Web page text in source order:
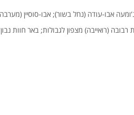
אבו-עודה (נחל בשור); אבו-סוסיין
רבובה (רואייבה) מצפון לגבולות; באר חוות